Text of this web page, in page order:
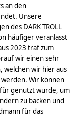
an den
Unsere
des DARK TROLL
häufiger veranlasst
2023 traf zum
wir einen sehr
welchen wir hier aus
Wir können
genutzt wurde, um
zu backen und
für das